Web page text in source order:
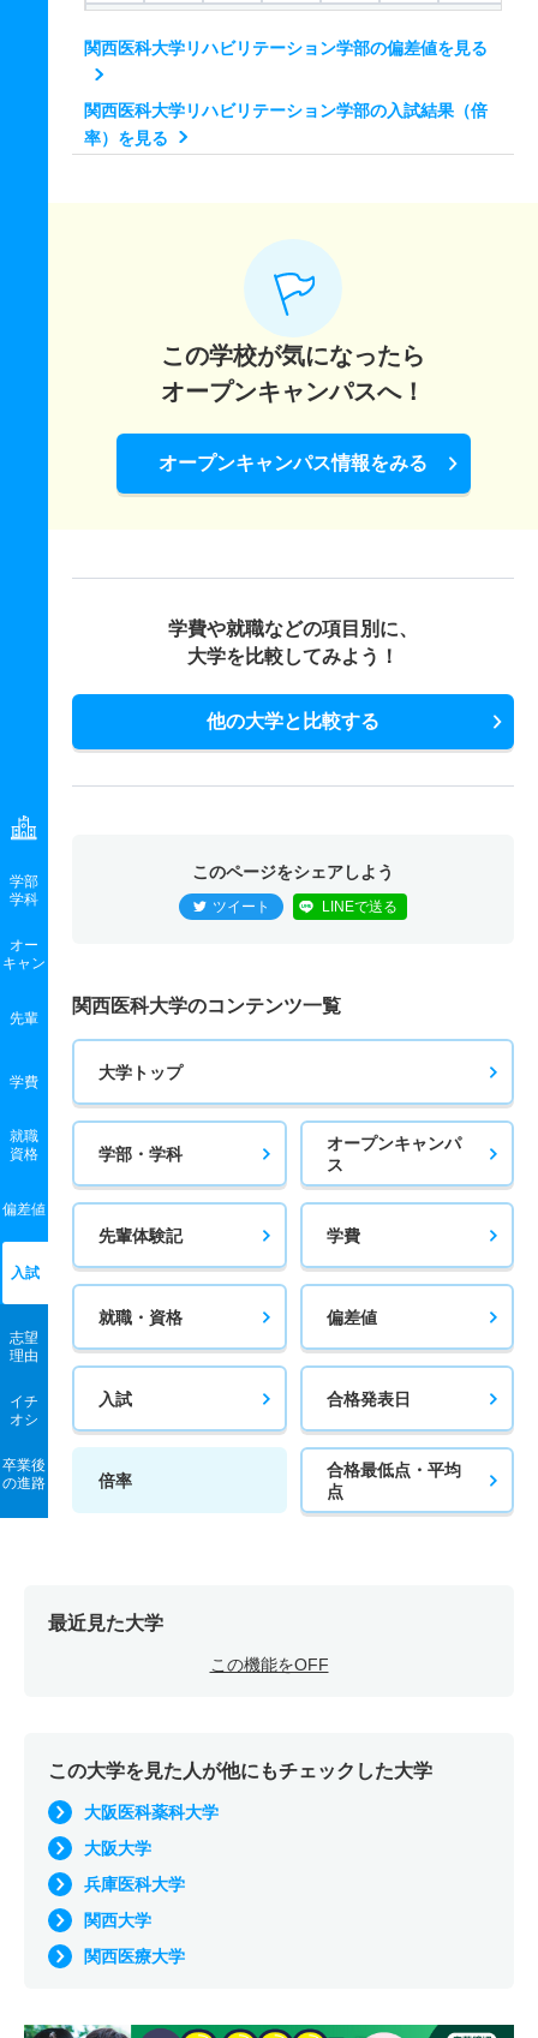
学部
学科
オー
キャン
先輩
学費
就職
資格
偏差値
入試
志望
理由
イチ
オシ
卒業後
の進路
作業療法学科 一般 ２教科型
2人 1倍 1.20倍 13人 12人 12人 48.10
26人
作業療法学科 一般 共テ ２教科型
1.10倍 19人 19人
作業療法学科 推薦 学校推薦型専願制
1倍 1.10倍 6人 6人 6人
作業療法学科 推薦 学校推薦型併願制
6人 －
関西医科大学リハビリテーション学部の偏差値を見る
関西医科大学リハビリテーション学部の入試結果（倍
率）を見る
この学校が気になったら
オープンキャンパスへ！
オープンキャンパス情報をみる
学費や就職などの項目別に、
大学を比較してみよう！
他の大学と比較する
このページをシェアしよう
ツイート LINEで送る
関西医科大学のコンテンツ一覧
大学トップ
学部・学科
オープンキャンパ
ス
先輩体験記 学費
就職・資格 偏差値
入試 合格発表日
倍率
合格最低点・平均
点
最近見た大学
この機能をOFF
この大学を見た人が他にもチェックした大学
大阪医科薬科大学
大阪大学
兵庫医科大学
関西大学
関西医療大学